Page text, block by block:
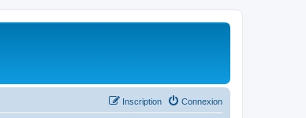
Connexion
Inscription